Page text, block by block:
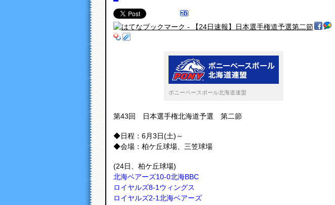
ポニーベースボール北海道連盟
第43回 日本選手権北海道予選 第二節
◆日程：6月3日(土)～
◆会場：柏ケ丘球場、三笠球場
(24日、柏ケ丘球場)
北海ベアーズ10-0北海BBC
ロイヤルズ8-1ウィングス
ロイヤルズ2-1北海ベアーズ